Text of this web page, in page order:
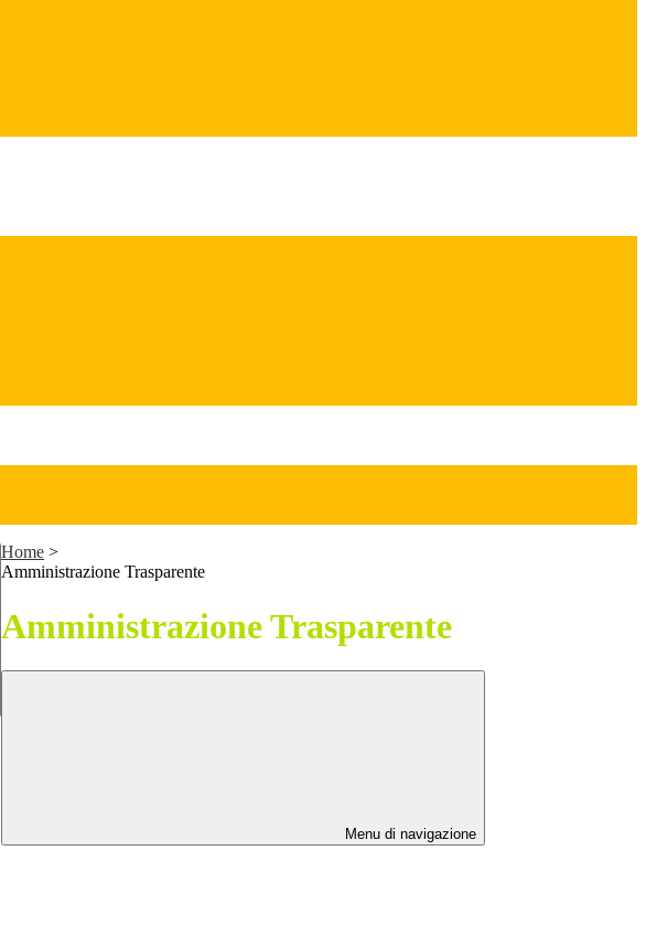
Home >
Amministrazione Trasparente
Amministrazione Trasparente
Menu di navigazione